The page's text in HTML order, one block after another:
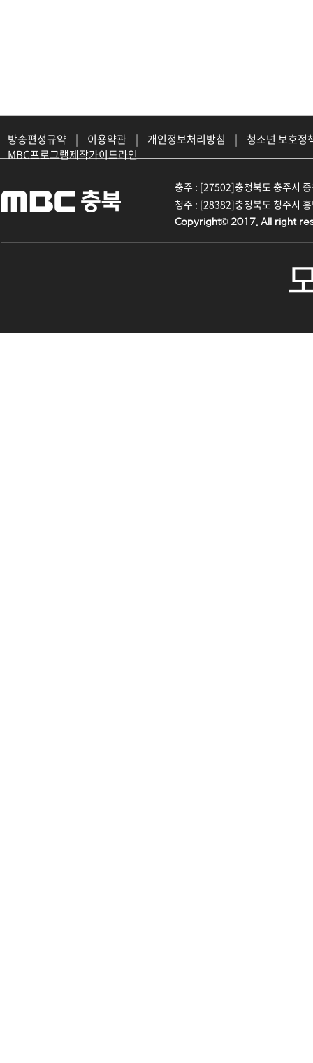
방송편성규약 | 이용약관 | 개인정보처리방침 |
청소년 보호정
MBC프로그램제작가이드라인
충주 : [27502]충청북도 충주시
청주 : [28382]충청북도 청주시
Copyright© 2017. All right